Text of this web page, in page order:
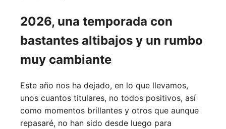
2026, una temporada con
bastantes altibajos y un rumbo
muy cambiante
Este año nos ha dejado, en lo que llevamos,
unos cuantos titulares, no todos positivos, así
como momentos brillantes y otros que aunque
repasaré, no han sido desde luego para